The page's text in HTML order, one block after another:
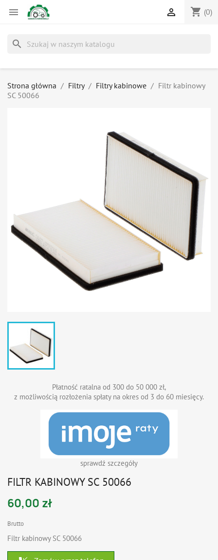
 shopping_cart (0)

search
Strona główna Filtry Filtry kabinowe
Filtr kabinowy
SC 50066
Płatność ratalna od 300 do 50 000 zł,
z możliwością rozłożenia spłaty na okres od 3 do 60 miesięcy.
sprawdź szczegóły
FILTR KABINOWY SC 50066
60,00 zł
Brutto
Filtr kabinowy SC 50066